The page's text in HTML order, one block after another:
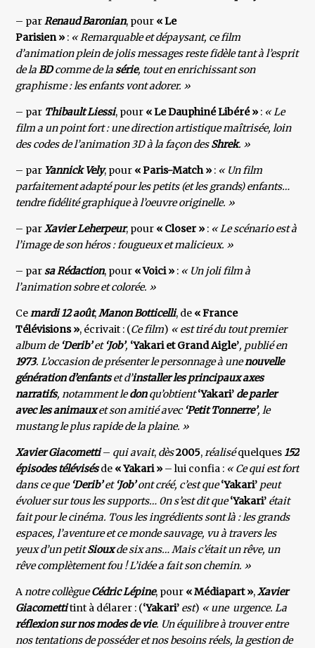
– parRenaud Baronian, pour « Le
Parisien » : « Remarquable et dépaysant, ce film
d’animation plein de jolis messages reste fidèle tant à l’esprit
de laBDcomme de lasérie, tout en enrichissant son
graphisme : les enfants vont adorer. »
– par Thibault Liessi, pour « Le Dauphiné Libéré » : « Le
film a un point fort : une direction artistique maîtrisée, loin
des codes de l’animation 3D à la façon desShrek. »
– par Yannick Vely, pour « Paris-Match » : « Un film
parfaitement adapté pour les petits (et les grands) enfants…
tendre fidélité graphique à l’oeuvre originelle. »
– parXavier Leherpeur, pour « Closer » : « Le scénario est à
l’image de son héros : fougueux et malicieux. »
– parsa Rédaction, pour « Voici » : « Un joli film à
l’animation sobre et colorée. »
Cemardi 12 août,Manon Botticelli, de « France
Télévisions », écrivait : (Ce film) « est tiré du tout premier
album de‘Derib’et ‘Job’, ‘Yakari et Grand Aigle’, publié en
1973. L’occasion de présenter le personnage à unenouvelle
génération d’enfantset d’installer les principaux axes
narratifs, notamment ledonqu’obtient‘Yakari’ de parler
avec les animauxet son amitié avec‘Petit Tonnerre’, le
mustang le plus rapide de la plaine. »
Xavier Giacometti– qui avait, dès2005,réaliséquelques 152
épisodes télévisésde « Yakari » – lui confia : « Ce qui est fort
dans ce que‘Derib’et‘Job’ont créé, c’est que‘Yakari’ peut
évoluer sur tous les supports… 0n s’est dit que‘Yakari’ était
fait pour le cinéma. Tous les ingrédients sont là : les grands
espaces, l’aventure et ce monde sauvage, vu à travers les
yeux d’un petitSiouxde six ans… Mais c’était un rêve, un
rêve complètement fou ! L’idée a fait son chemin. »
Anotre collègueCédric Lépine, pour « Médiapart »,Xavier
Giacomettitint à délarer : (‘Yakari’ est) « une urgence. La
réflexion sur nos modes de vie. Un équilibre à trouver entre
nos tentations de posséder et nos besoins réels, la gestion de